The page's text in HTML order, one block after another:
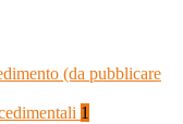
(da pubblicare
1